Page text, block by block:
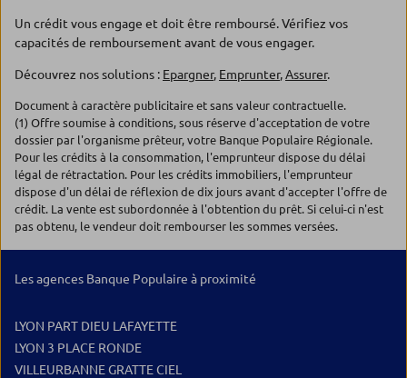
Un crédit vous engage et doit être remboursé. Vérifiez vos
capacités de remboursement avant de vous engager.
Découvrez nos solutions : Epargner, Emprunter,Assurer.
Document à caractère publicitaire et sans valeur contractuelle.
(1) Offre soumise à conditions, sous réserve d'acceptation de votre
dossier par l'organisme prêteur, votre Banque Populaire Régionale.
Pour les crédits à la consommation, l'emprunteur dispose du délai
légal de rétractation. Pour les crédits immobiliers, l'emprunteur
dispose d'un délai de réflexion de dix jours avant d'accepter l'offre de
crédit. La vente est subordonnée à l'obtention du prêt. Si celui-ci n'est
pas obtenu, le vendeur doit rembourser les sommes versées.
Les agences Banque Populaire à proximité
LYON PART DIEU LAFAYETTE
LYON 3 PLACE RONDE
VILLEURBANNE GRATTE CIEL